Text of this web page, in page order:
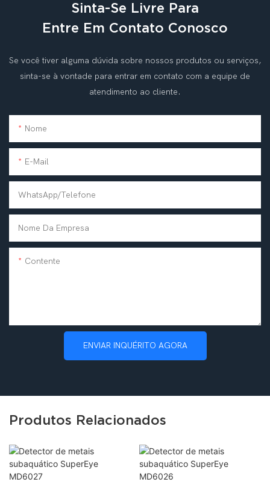
Sinta-Se Livre Para
Entre Em Contato Conosco
Se você tiver alguma dúvida sobre nossos produtos ou serviços,
sinta-se à vontade para entrar em contato com a equipe de
atendimento ao cliente.
Nome
E-Mail
WhatsApp/telefone
Nome Da Empresa
Contente
ENVIAR INQUÉRITO AGORA
Produtos Relacionados